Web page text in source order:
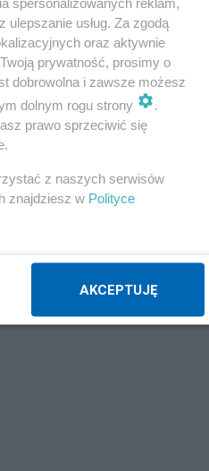
usług. Za zgodą
oraz aktywnie
prywatność, prosimy o
dobrowolna i zawsze możesz
dolnym rogu strony
.
prawo sprzeciwić się
z naszych serwisów
znajdziesz w Polityce
AKCEPTUJĘ